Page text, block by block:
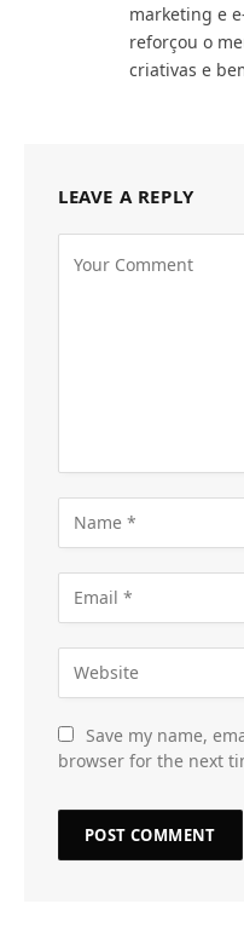
marketing e
reforçou o
criativas e
LEAVE A REPLY
Save my name,
browser for the next